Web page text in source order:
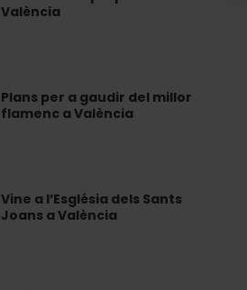
València
Plans per a gaudir del millor
flamenc a València
Vine a l’Església dels Sants
Joans a València